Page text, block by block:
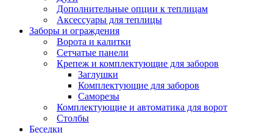
Дополнительные опции к теплицам
Аксессуары для теплицы
Заборы и ограждения
Ворота и калитки
Сетчатые панели
Крепеж и комплектующие для заборов
Заглушки
Комплектующие для заборов
Саморезы
Комплектующие и автоматика для ворот
Столбы
Беседки